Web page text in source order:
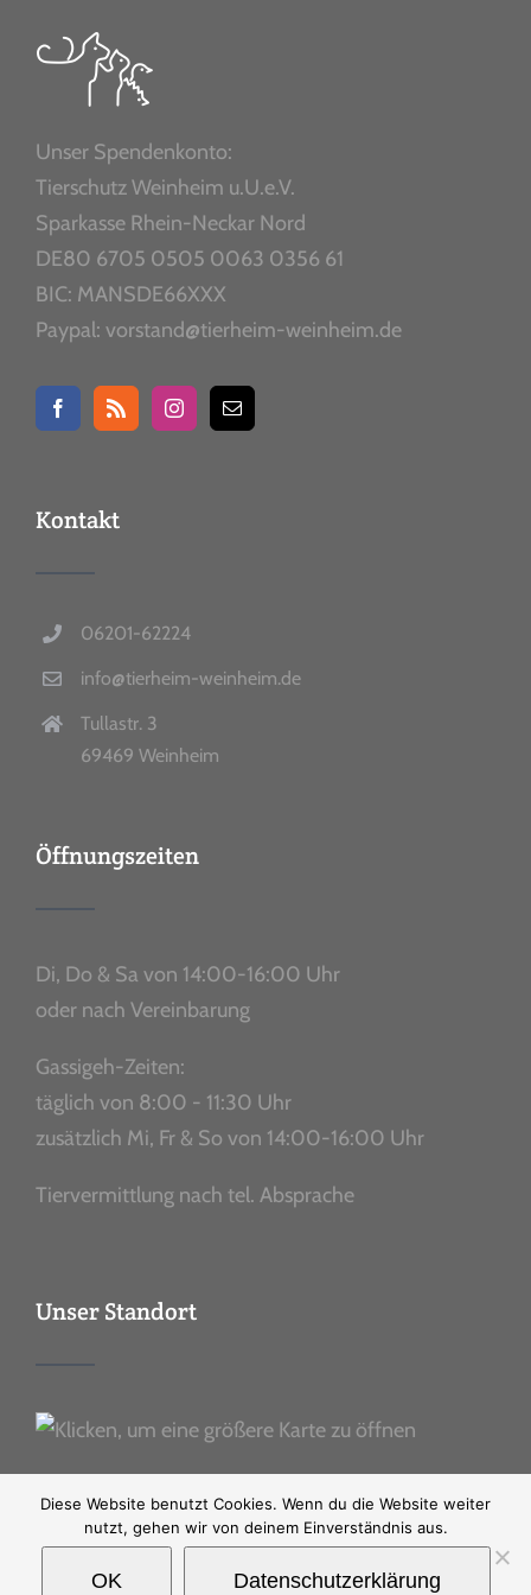
Unser Spendenkonto:
Tierschutz Weinheim u.U.e.V.
Sparkasse Rhein-Neckar Nord
DE80 6705 0505 0063 0356 61
BIC: MANSDE66XXX
Paypal: vorstand@tierheim-weinheim.de
Kontakt
06201-62224
info@tierheim-weinheim.de
Tullastr. 3
69469 Weinheim
Öffnungszeiten
Di, Do & Sa von 14:00-16:00 Uhr
oder nach Vereinbarung
Gassigeh-Zeiten:
täglich von 8:00 - 11:30 Uhr
zusätzlich Mi, Fr & So von 14:00-16:00 Uhr
Tiervermittlung nach tel. Absprache
Unser Standort
Diese Website benutzt Cookies. Wenn du die Website weiter
nutzt, gehen wir von deinem Einverständnis aus.
OK Datenschutzerklärung